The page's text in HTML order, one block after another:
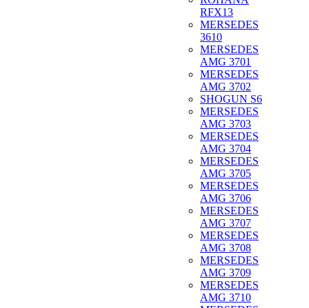
RFX13
MERSEDES
3610
MERSEDES
AMG 3701
MERSEDES
AMG 3702
SHOGUN S6
MERSEDES
AMG 3703
MERSEDES
AMG 3704
MERSEDES
AMG 3705
MERSEDES
AMG 3706
MERSEDES
AMG 3707
MERSEDES
AMG 3708
MERSEDES
AMG 3709
MERSEDES
AMG 3710